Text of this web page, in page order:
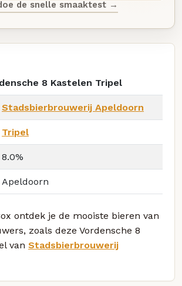
de snelle smaaktest →
8 Kastelen Tripel
Stadsbierbrouwerij Apeldoorn
Tripel
8.0%
Apeldoorn
ontdek je de mooiste bieren van
zoals deze Vordensche 8
van Stadsbierbrouwerij